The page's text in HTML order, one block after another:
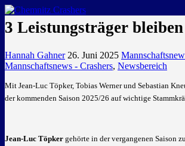
GEMEINSAM EINE LEIDENSCHAFT
3 Leistungsträger
Hannah Gahner 26. Juni 2025
Mannschaftsnews - Crashers, Newsbereich
Mit Jean-Luc Töpker, Tobias Werner und Sebastian
der kommenden Saison 2025/26 auf wichtige
Jean-Luc Töpker gehörte in der vergangenen Saison